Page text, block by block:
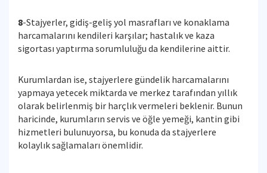
8-Stajyerler, gidiş-geliş yol masrafları ve konaklama
harcamalarını kendileri karşılar; hastalık ve kaza
sigortası yaptırma sorumluluğu da kendilerine aittir.
Kurumlardan ise, stajyerlere gündelik harcamalarını
yapmaya yetecek miktarda ve merkez tarafından yıllık
olarak belirlenmiş bir harçlık vermeleri beklenir. Bunun
haricinde, kurumların servis ve öğle yemeği, kantin gibi
hizmetleri bulunuyorsa, bu konuda da stajyerlere
kolaylık sağlamaları önemlidir.